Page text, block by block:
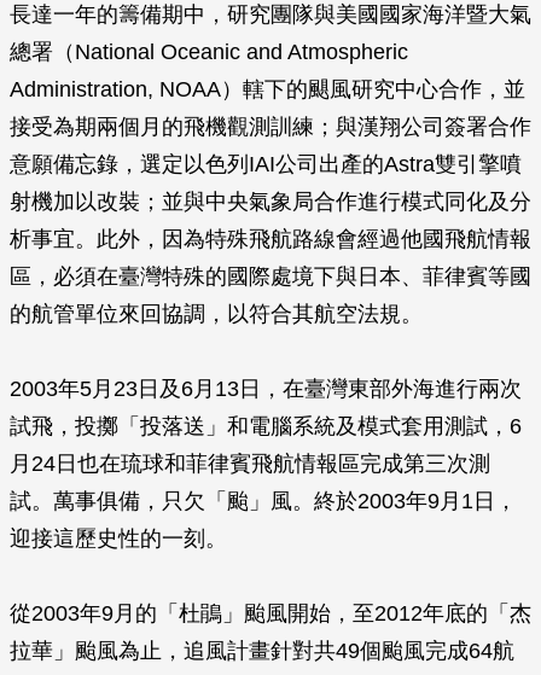
長達一年的籌備期中，研究團隊與美國國家海洋暨大氣
總署（National Oceanic and Atmospheric
Administration, NOAA）轄下的颶風研究中心合作，並
接受為期兩個月的飛機觀測訓練；與漢翔公司簽署合作
意願備忘錄，選定以色列IAI公司出產的Astra雙引擎噴
射機加以改裝；並與中央氣象局合作進行模式同化及分
析事宜。此外，因為特殊飛航路線會經過他國飛航情報
區，必須在臺灣特殊的國際處境下與日本、菲律賓等國
的航管單位來回協調，以符合其航空法規。
2003年5月23日及6月13日，在臺灣東部外海進行兩次
試飛，投擲「投落送」和電腦系統及模式套用測試，6
月24日也在琉球和菲律賓飛航情報區完成第三次測
試。萬事俱備，只欠「颱」風。終於2003年9月1日，
迎接這歷史性的一刻。
從2003年9月的「杜鵑」颱風開始，至2012年底的「杰
拉華」颱風為止，追風計畫針對共49個颱風完成64航